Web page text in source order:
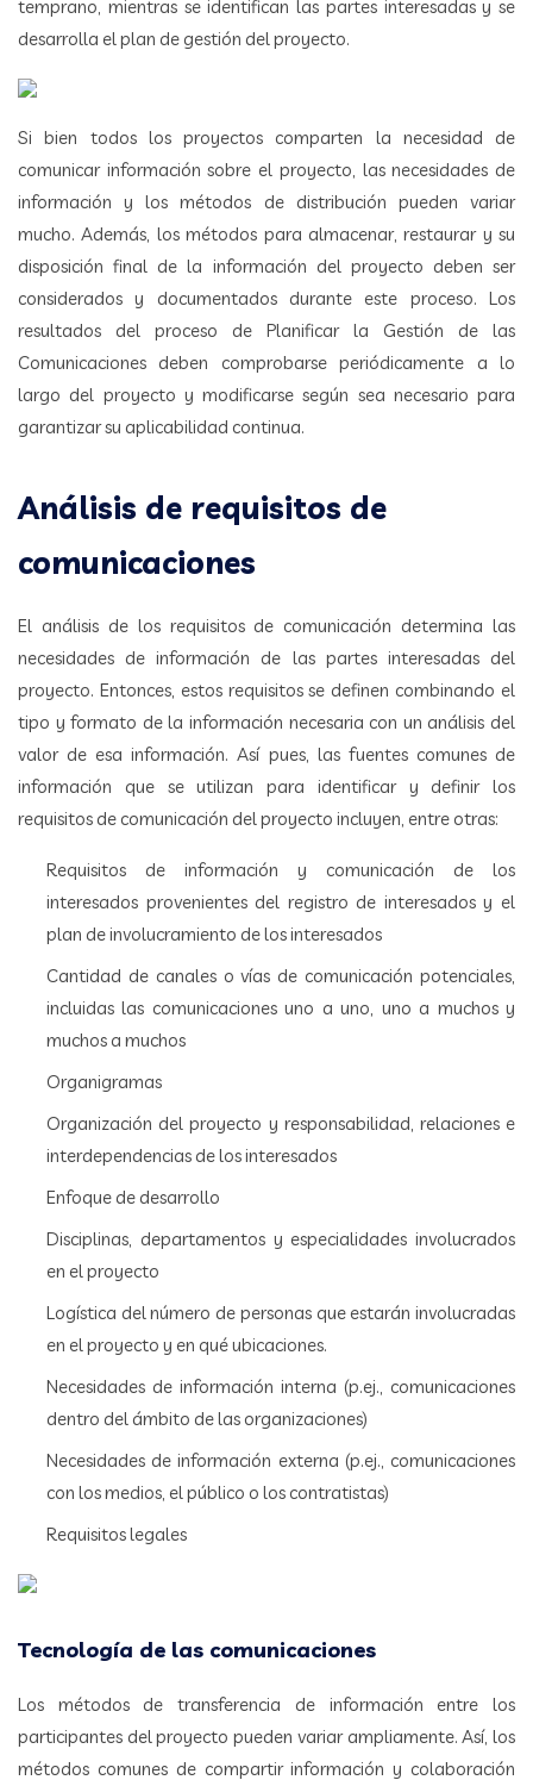
temprano, mientras se identifican las partes interesadas y se
desarrolla el plan de gestión del proyecto.
Si bien todos los proyectos comparten la necesidad de
comunicar información sobre el proyecto, las necesidades de
información y los métodos de distribución pueden variar
mucho. Además, los métodos para almacenar, restaurar y su
disposición final de la información del proyecto deben ser
considerados y documentados durante este proceso. Los
resultados del proceso de Planificar la Gestión de las
Comunicaciones deben comprobarse periódicamente a lo
largo del proyecto y modificarse según sea necesario para
garantizar su aplicabilidad continua.
Análisis de requisitos de
comunicaciones
El análisis de los requisitos de comunicación determina las
necesidades de información de las partes interesadas del
proyecto. Entonces, estos requisitos se definen combinando el
tipo y formato de la información necesaria con un análisis del
valor de esa información. Así pues, las fuentes comunes de
información que se utilizan para identificar y definir los
requisitos de comunicación del proyecto incluyen, entre otras:
Requisitos de información y comunicación de los
interesados provenientes del registro de interesados y el
plan de involucramiento de los interesados
Cantidad de canales o vías de comunicación potenciales,
incluidas las comunicaciones uno a uno, uno a muchos y
muchos a muchos
Organigramas
Organización del proyecto y responsabilidad, relaciones e
interdependencias de los interesados
Enfoque de desarrollo
Disciplinas, departamentos y especialidades involucrados
en el proyecto
Logística del número de personas que estarán involucradas
en el proyecto y en qué ubicaciones.
Necesidades de información interna (p.ej., comunicaciones
dentro del ámbito de las organizaciones)
Necesidades de información externa (p.ej., comunicaciones
con los medios, el público o los contratistas)
Requisitos legales
Tecnología de las comunicaciones
Los métodos de transferencia de información entre los
participantes del proyecto pueden variar ampliamente. Así, los
métodos comunes de compartir información y colaboración